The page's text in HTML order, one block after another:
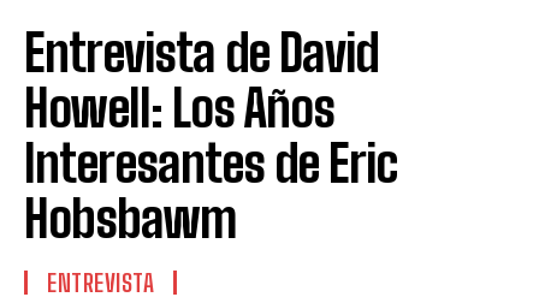
Entrevista de David
Howell: Los Años
Interesantes de Eric
Hobsbawm
ENTREVISTA